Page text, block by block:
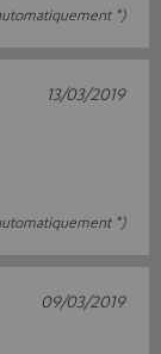
*)
*)
13/03/2019
09/03/2019